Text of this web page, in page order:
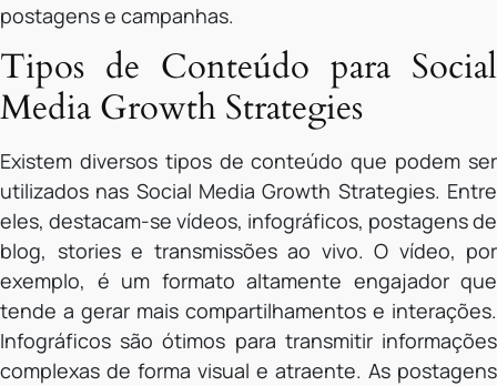
postagens e campanhas.
Tipos de Conteúdo para Social
Media Growth Strategies
Existem diversos tipos de conteúdo que podem ser
utilizados nas Social Media Growth Strategies. Entre
eles, destacam-se vídeos, infográficos, postagens de
blog, stories e transmissões ao vivo. O vídeo, por
exemplo, é um formato altamente engajador que
tende a gerar mais compartilhamentos e interações.
Infográficos são ótimos para transmitir informações
complexas de forma visual e atraente. As postagens